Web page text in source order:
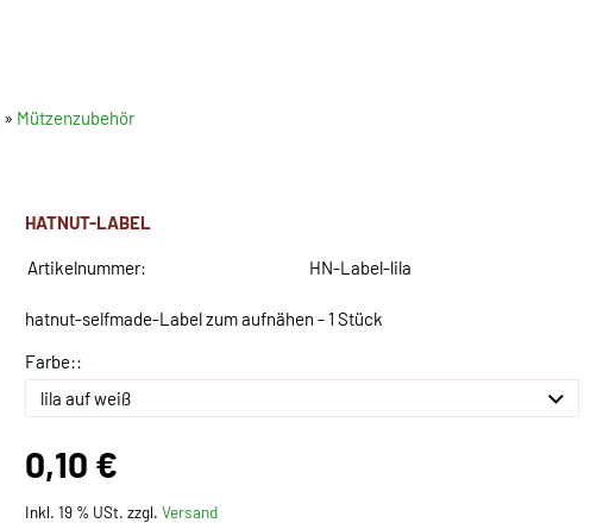
» Mützenzubehör
HATNUT-LABEL
Artikelnummer: HN-Label-lila
hatnut-selfmade-Label zum aufnähen - 1 Stück
Farbe::
0,10 €
Inkl. 19 % USt. zzgl.Versand